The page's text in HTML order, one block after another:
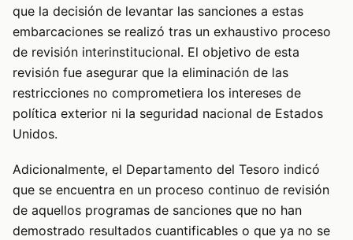
que la decisión de levantar las sanciones a estas
embarcaciones se realizó tras un exhaustivo proceso
de revisión interinstitucional. El objetivo de esta
revisión fue asegurar que la eliminación de las
restricciones no comprometiera los intereses de
política exterior ni la seguridad nacional de Estados
Unidos.
Adicionalmente, el Departamento del Tesoro indicó
que se encuentra en un proceso continuo de revisión
de aquellos programas de sanciones que no han
demostrado resultados cuantificables o que ya no se